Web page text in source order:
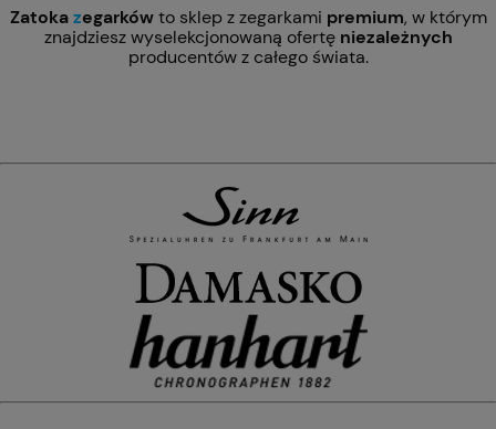
Zatokazegarkówto sklep z zegarkami premium, w którym
znajdziesz wyselekcjonowaną ofertę niezależnych
producentów z całego świata.